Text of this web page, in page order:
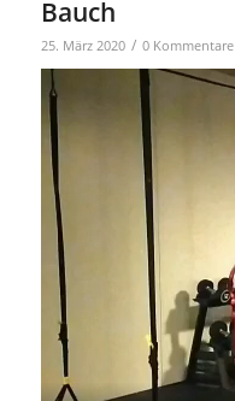
Bauch
25. März 2020 / 0 Kommentare